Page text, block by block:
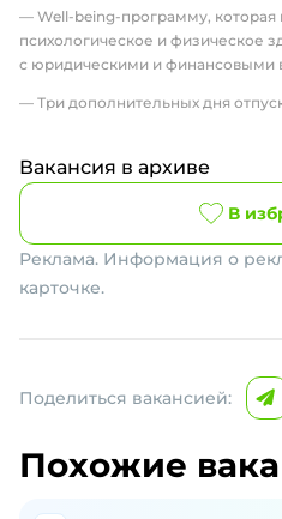
— Well-being-программу, которая
психологическое и физическое
с юридическими и финансовыми
— Три дополнительных дня
Вакансия в архиве
В
Реклама. Информация о
карточке.
Поделиться вакансией:
Похожие